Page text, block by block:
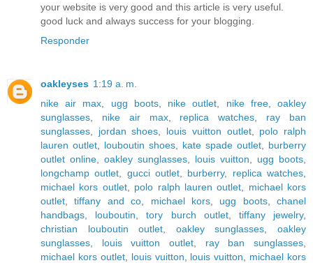
your website is very good and this article is very useful.
good luck and always success for your blogging.
Responder
oakleyses 1:19 a. m.
nike air max
ugg boots, nike outlet nike free,oakley
sunglasses
nike air max, replica watches
ray ban
sunglasses
jordan shoes louis vuitton outlet, polo ralph
lauren outlet
louboutin shoes kate spade outlet
burberry
outlet online
oakley sunglasses louis vuitton ugg boots
longchamp outlet
gucci outlet burberry, replica watches
michael kors outlet, polo ralph lauren outlet
michael kors
outlet ,tiffany and co michael kors, ugg boots, chanel
handbags
louboutin ,tory burch outlet, tiffany jewelry,
christian louboutin outlet
oakley sunglasses ,oakley
sunglasses
louis vuitton outlet ray ban sunglasses
michael kors outlet, louis vuitton louis vuitton
michael kors